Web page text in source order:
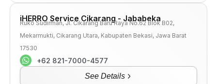
iHERRO Service Cikarang - Jababeka
Ruko Sudirman, Jl. Cikarang Baru Raya No.62 Blok B02,
Mekarmukti, Cikarang Utara, Kabupaten Bekasi, Jawa Barat
17530
+62 821-7000-4577
See Details